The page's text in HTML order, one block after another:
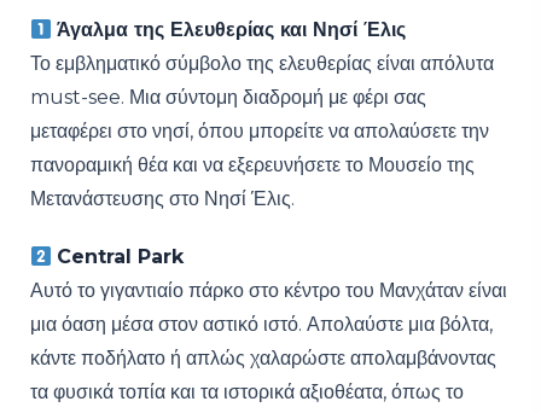
Άγαλμα της Ελευθερίας και Νησί Έλις
Το εμβληματικό σύμβολο της ελευθερίας είναι απόλυτα
must-see. Μια σύντομη διαδρομή με φέρι σας
μεταφέρει στο νησί, όπου μπορείτε να απολαύσετε την
πανοραμική θέα και να εξερευνήσετε το Μουσείο της
Μετανάστευσης στο Νησί Έλις.
Central Park
Αυτό το γιγαντιαίο πάρκο στο κέντρο του Μανχάταν είναι
μια όαση μέσα στον αστικό ιστό. Απολαύστε μια βόλτα,
κάντε ποδήλατο ή απλώς χαλαρώστε απολαμβάνοντας
τα φυσικά τοπία και τα ιστορικά αξιοθέατα, όπως το